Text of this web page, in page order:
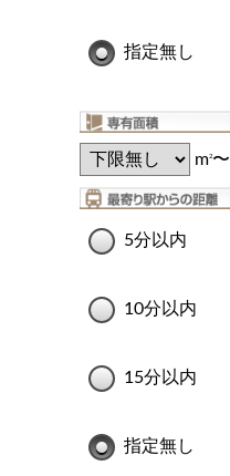
指定無し
m2〜
5分以内
10分以内
15分以内
指定無し